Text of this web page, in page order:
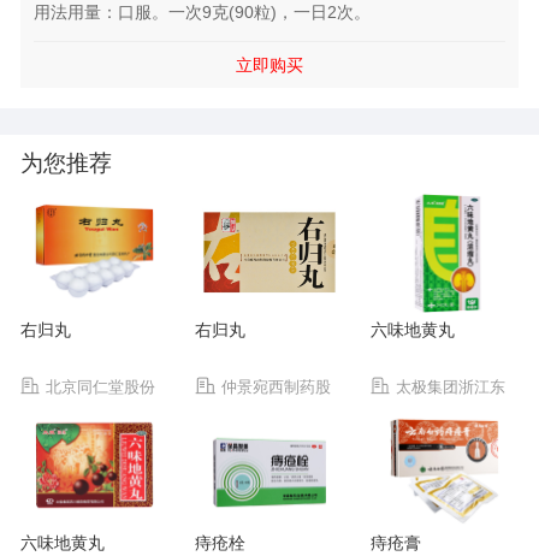
燥。
用法用量：口服。一次9克(90粒)，一日2次。
立即购买
为您推荐
右归丸
北京同仁堂股份
右归丸
仲景宛西制药股
六味地黄丸
太极集团浙江东
六味地黄丸 痔疮栓 痔疮膏